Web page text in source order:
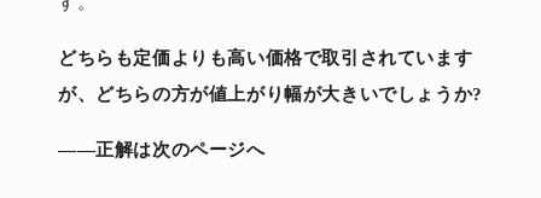
どちらも定価よりも高い価格で取引されています
が、どちらの方が値上がり幅が大きいでしょうか?
――正解は次のページへ